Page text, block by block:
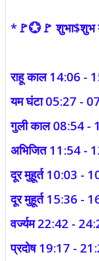
*🚩💮🚩 शुभा$शुभ
राहू काल 14:06 -
यम घंटा 05:27 -
गुली काल 08:54
अभिजित 11:54 -
दूर मुहूर्त 10:03 -
दूर मुहूर्त 15:36 -
वर्ज्यम 22:42 -
प्रदोष 19:17 -